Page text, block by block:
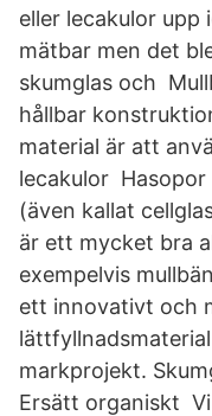
eller lecakulor upp
mätbar men det
skumglas och
hållbar
material är att
lecakulor
(även kallat
är ett mycket bra
exempelvis
ett innovativt och
markprojekt.
Ersätt organiskt